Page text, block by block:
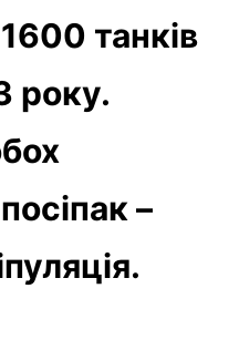
танків
року.
–